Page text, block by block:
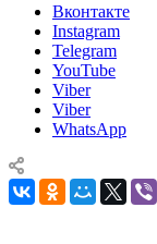
Вконтакте
Instagram
Telegram
YouTube
Viber
Viber
WhatsApp